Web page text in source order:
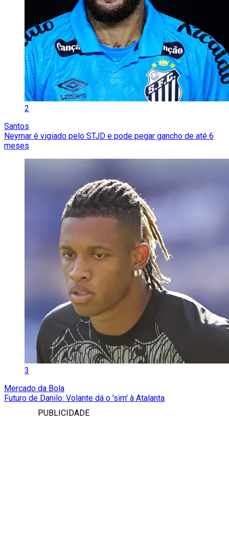
2
Santos
Neymar é vigiado pelo STJD e pode pegar gancho de até 6
meses
3
Mercado da Bola
Futuro de Danilo: Volante dá o 'sim' à Atalanta
PUBLICIDADE